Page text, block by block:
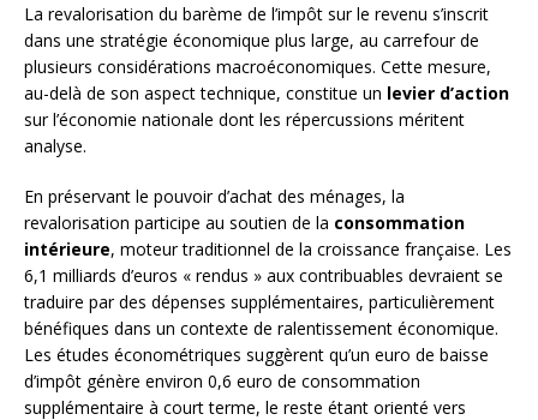
La revalorisation du barème de l’impôt sur le revenu s’inscrit
dans une stratégie économique plus large, au carrefour de
plusieurs considérations macroéconomiques. Cette mesure,
au-delà de son aspect technique, constitue un levier d’action
sur l’économie nationale dont les répercussions méritent
analyse.
En préservant le pouvoir d’achat des ménages, la
revalorisation participe au soutien de la consommation
intérieure, moteur traditionnel de la croissance française. Les
6,1 milliards d’euros « rendus » aux contribuables devraient se
traduire par des dépenses supplémentaires, particulièrement
bénéfiques dans un contexte de ralentissement économique.
Les études économétriques suggèrent qu’un euro de baisse
d’impôt génère environ 0,6 euro de consommation
supplémentaire à court terme, le reste étant orienté vers